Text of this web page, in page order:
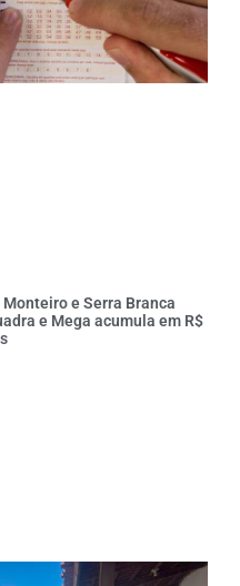
e Serra Branca
e Mega acumula em R$